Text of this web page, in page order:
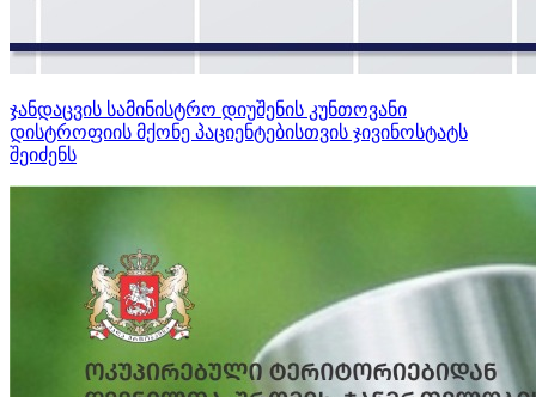
ჯანდაცვის სამინისტრო დიუშენის კუნთოვანი
დისტროფიის მქონე პაციენტებისთვის ჯივინოსტატს
შეიძენს